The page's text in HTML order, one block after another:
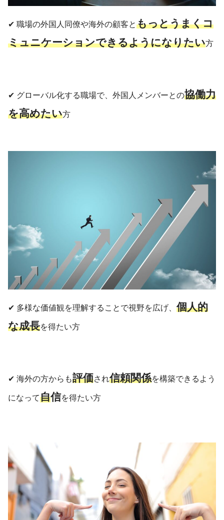
✔︎ 職場の外国人同僚や海外の顧客ともっとうまくコ
ミュニケーションできるようになりたい方
✔︎ グローバル化する職場で、外国人メンバーとの協働力
を高めたい方
✔︎ 多様な価値観を理解することで視野を広げ、 個人的
な成長を得たい方
✔︎ 海外の方からも評価され信頼関係を構築できるよう
になって自信を得たい方